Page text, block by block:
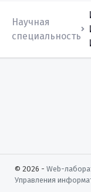
Научная
специальность
© 2026 - Web-
Управления